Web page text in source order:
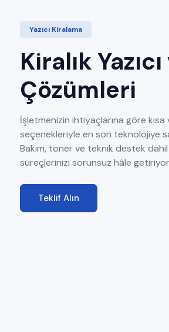
Yazıcı Kiralama
Kiralık
Çözümleri
İşletmenizin ihtiyaçlarına göre
seçenekleriyle en son teknolojiye
Bakım, toner ve teknik destek
süreçlerinizi sorunsuz hâle
Teklif Alın